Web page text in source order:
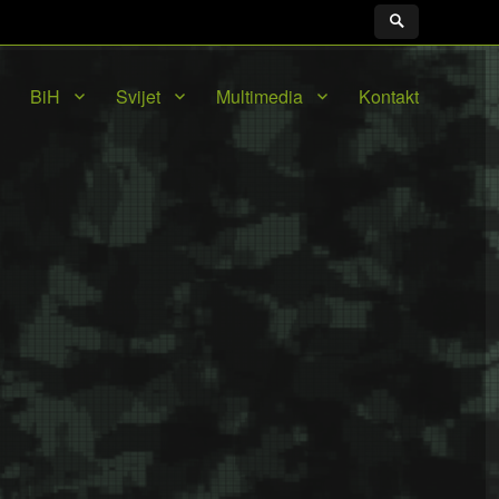
BiH Svijet Multimedia Kontakt